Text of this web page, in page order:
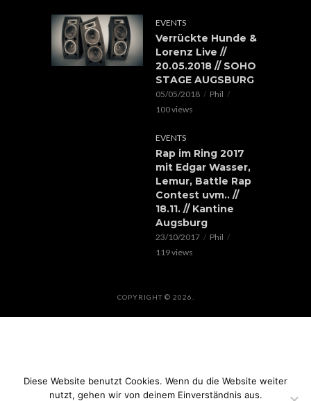
EVENTS
Verrückte Hunde &
Lorenz Live //
20.05.2018 // SOHO
STAGE AUGSBURG
05/05/2018
Phil
100 views
EVENTS
Rap im Ring 2017
mit Edgar Wasser,
Lemur, Battle Rap
Contest uvm.. //
18.11. // Kantine
Augsburg
23/10/2017
Phil
119 views
COPYRIGHT © 2026.
Diese Website benutzt Cookies. Wenn du die Website weiter
nutzt, gehen wir von deinem Einverständnis aus.